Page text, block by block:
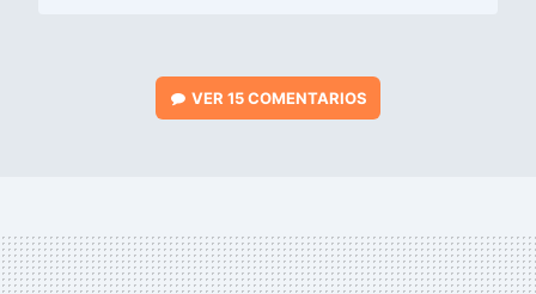
VER15 COMENTARIOS